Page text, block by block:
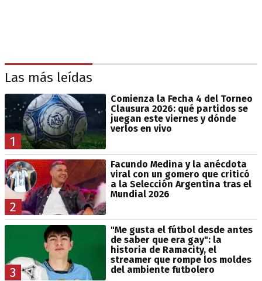
Las más leídas
1
Comienza la Fecha 4 del Torneo
Clausura 2026: qué partidos se
juegan este viernes y dónde
verlos en vivo
2
Facundo Medina y la anécdota
viral con un gomero que criticó
a la Selección Argentina tras el
Mundial 2026
3
"Me gusta el fútbol desde antes
de saber que era gay": la
historia de Ramacity, el
streamer que rompe los moldes
del ambiente futbolero